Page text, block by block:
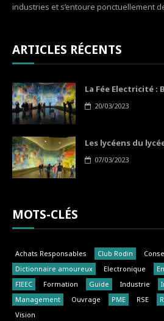
industries et s’entoure ponctuellement
ARTICLES RÉCENTS
La Fée Electricité
20/03/2023
Les lycéens du
07/03/2023
MOTS-CLÉS
Achats Responsables Club Rodin
Dictionnaire amoureux
Electronique
FIEEC
Formation Guide Industrie
Management
Ouvrage PME RSE
Vision